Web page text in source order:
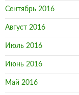
Сентябрь 2016
Август 2016
Июль 2016
Июнь 2016
Май 2016